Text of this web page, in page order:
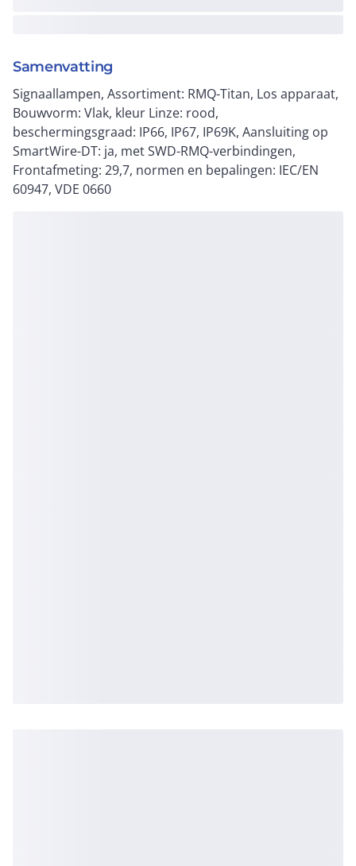
Samenvatting
Signaallampen, Assortiment: RMQ-Titan, Los apparaat,
Bouwvorm: Vlak, kleur Linze: rood,
beschermingsgraad: IP66, IP67, IP69K, Aansluiting op
SmartWire-DT: ja, met SWD-RMQ-verbindingen,
Frontafmeting: 29,7, normen en bepalingen: IEC/EN
60947, VDE 0660